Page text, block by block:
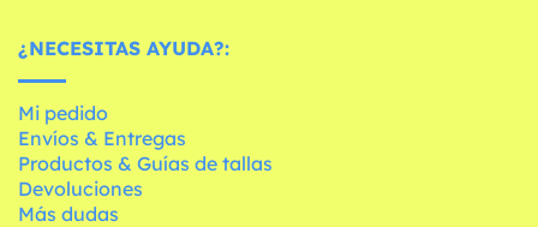
¿NECESITAS AYUDA?:
Mi pedido
Envíos & Entregas
Productos & Guías de tallas
Devoluciones
Más dudas